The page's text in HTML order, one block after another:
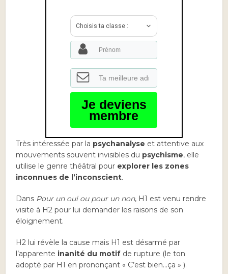
Choisis ta classe :
Je deviens
membre
Très intéressée par la psychanalyse et attentive aux
mouvements souvent invisibles du psychisme, elle
utilise le genre théâtral pour explorer les zones
inconnues de l’inconscient.
Dans Pour un oui ou pour un non, H1 est venu rendre
visite à H2 pour lui demander les raisons de son
éloignement.
H2 lui révèle la cause mais H1 est désarmé par
l’apparente inanité du motif de rupture (le ton
adopté par H1 en prononçant « C’est bien…ça » ).